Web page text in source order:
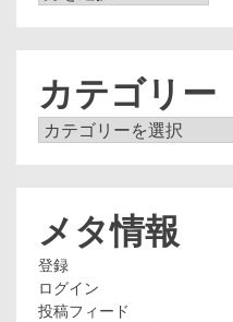
カテゴリー
カ
メタ情報
登録
ログイン
投稿フィード